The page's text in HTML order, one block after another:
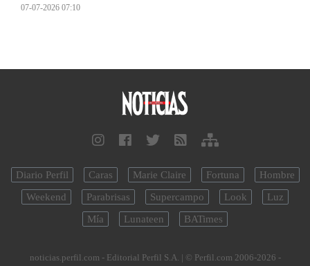
07-07-2026 07:10
Diario Perfil Caras Marie Claire Fortuna
Hombre
Weekend
Parabrisas Supercampo Look
Luz
Mía
Lunateen BATimes
noticias.perfil.com - Editorial Perfil S.A. | © Perfil.com 2006-2026 -